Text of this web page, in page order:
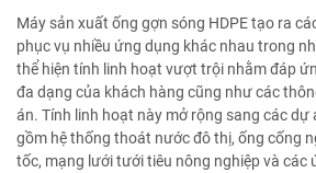
Máy sản xuất ống gợn sóng HDPE tạo ra
phục vụ nhiều ứng dụng khác nhau trong
thể hiện tính linh hoạt vượt trội nhằm đáp
đa dạng của khách hàng cũng như các
án. Tính linh hoạt này mở rộng sang các dự
gồm hệ thống thoát nước đô thị, ống cống
tốc, mạng lưới tưới tiêu nông nghiệp và các